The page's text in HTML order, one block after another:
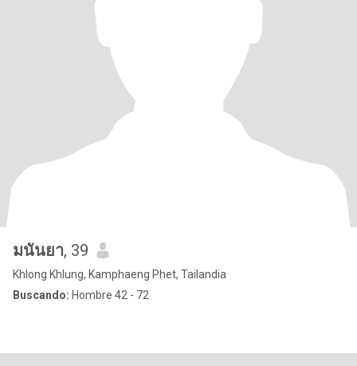
มนันยา, 39
Khlong Khlung, Kamphaeng Phet, Tailandia
Buscando: Hombre 42 - 72